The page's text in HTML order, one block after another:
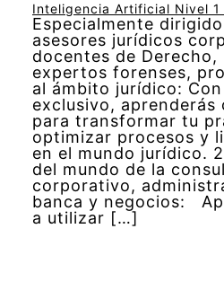
Inteligencia Artificial Nivel 1
Especialmente
asesores jurídicos
docentes de
expertos forenses,
al ámbito jurídico:
exclusivo, aprenderás
para transformar tu
optimizar procesos y
en el mundo jurídico.
del mundo de la
corporativo,
banca y negocios:
a utilizar […]